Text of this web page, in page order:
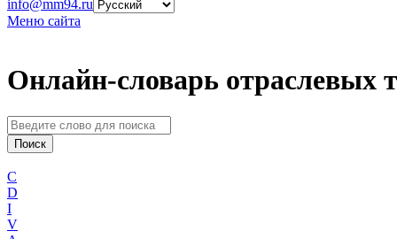
info@mm94.ru
Меню сайта
Онлайн-словарь отраслевых
C
D
I
V